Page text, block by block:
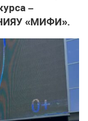
–
«МИФИ».